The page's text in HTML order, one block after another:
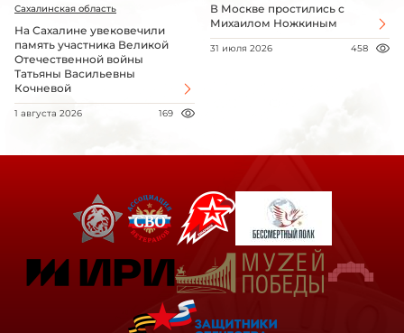
Сахалинская область
На Сахалине увековечили
память участника Великой
Отечественной войны
Татьяны Васильевны
Кочневой
1 августа 2026 169
В Москве простились с
Михаилом Ножкиным
31 июля 2026 458